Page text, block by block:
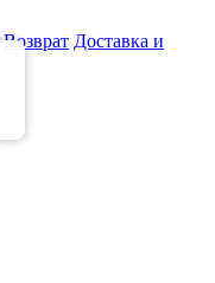
Возврат Доставка и